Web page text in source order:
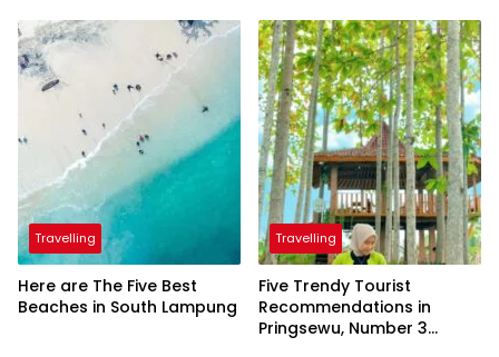
Travelling
Here are The Five Best
Beaches in South Lampung
Travelling
Five Trendy Tourist
Recommendations in
Pringsewu, Number 3